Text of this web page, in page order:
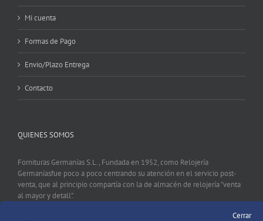
Mi cuenta
Formas de Pago
Envio/Plazo Entrega
Contacto
QUIENES SOMOS
Fornituras Germanías S.L., Fundada en 1952, como Relojería
Germaníasfue poco a poco centrando su atención en el servicio post-
venta, que al principio compartía con la de almacén de relojería "venta
al mayor y detall".
Cerrar